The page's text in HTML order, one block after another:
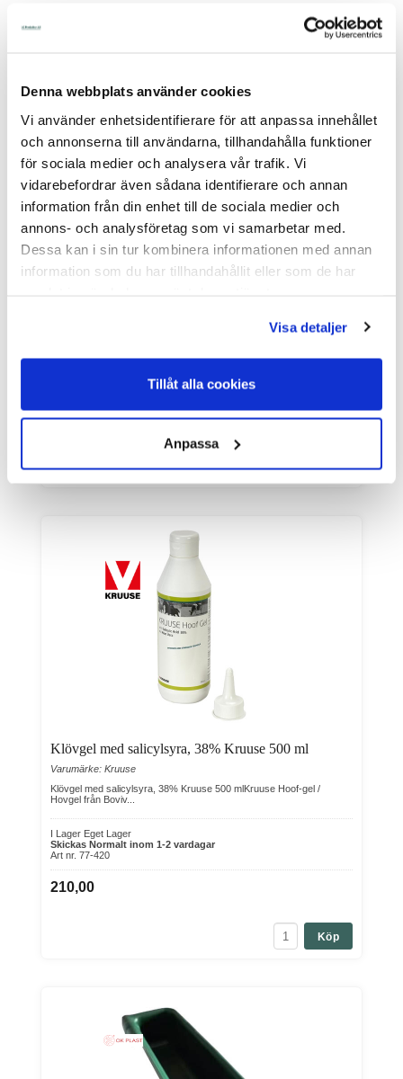
Denna webbplats använder cookies
Vi använder enhetsidentifierare för att anpassa innehållet
och annonserna till användarna, tillhandahålla funktioner
för sociala medier och analysera vår trafik. Vi
vidarebefordrar även sådana identifierare och annan
information från din enhet till de sociala medier och
annons- och analysföretag som vi samarbetar med.
Dessa kan i sin tur kombinera informationen med annan
information som du har tillhandahållit eller som de har
Visa detaljer
Tillåt alla cookies
Anpassa
Stängseltestare AKO 8 steg 1000 - 10000 Volt
I Lager Eget Lager
161,00
Köp
Klövgel med salicylsyra, 38% Kruuse 500 ml
Varumärke: Kruuse
Klövgel med salicylsyra, 38% Kruuse 500 mlKruuse Hoof-gel /
Hovgel från Boviv...
I Lager Eget Lager
Skickas Normalt inom 1-2 vardagar
Art nr. 77-420
210,00
Köp